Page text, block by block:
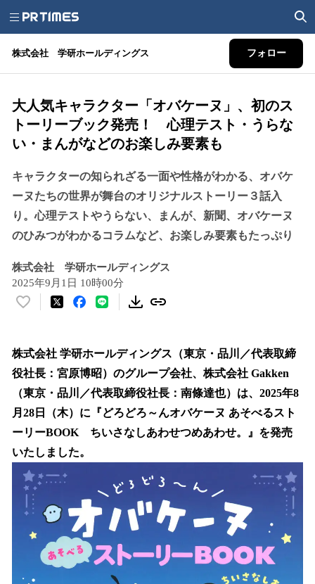
株式会社 学研ホールディングス フォロー
大人気キャラクター「オバケーヌ」、初のス
トーリーブック発売！ 心理テスト・うらな
い・まんがなどのお楽しみ要素も
キャラクターの知られざる一面や性格がわかる、オバケ
ーヌたちの世界が舞台のオリジナルストーリー３話入
り。心理テストやうらない、まんが、新聞、オバケーヌ
のひみつがわかるコラムなど、お楽しみ要素もたっぷり
株式会社 学研ホールディングス
2025年9月1日 10時00分
い
！
数
を
読
み
込
み
中
で
す
株式会社 学研ホールディングス（東京・品川／代表取締
役社長：宮原博昭）のグループ会社、株式会社 Gakken
（東京・品川／代表取締役社長：南條達也）は、2025年8
月28日（木）に『どろどろ～んオバケーヌ あそべるスト
ーリーBOOK ちいさなしあわせつめあわせ。』を発売
いたしました。